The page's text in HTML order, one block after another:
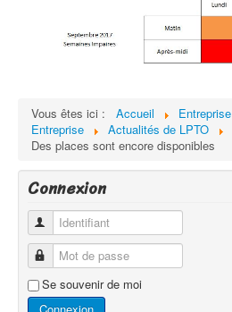
Vous êtes ici : Accueil Entreprise
Entreprise
Actualités de LPTO
Des places sont encore disponibles
Connexion
Identifiant
Mot de passe
Se souvenir de moi